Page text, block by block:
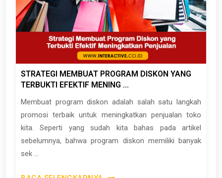
STRATEGI MEMBUAT PROGRAM DISKON YANG
TERBUKTI EFEKTIF MENING ...
Membuat program diskon adalah salah satu langkah
promosi terbaik untuk meningkatkan penjualan toko
kita. Seperti yang sudah kita bahas pada artikel
sebelumnya, bahwa program diskon memiliki banyak
sek ...